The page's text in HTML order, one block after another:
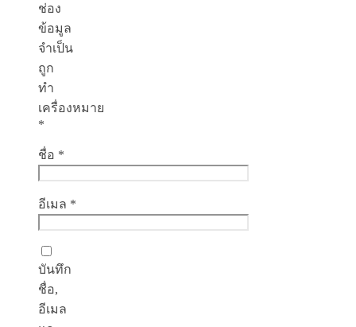
ช่อง
ข้อมูล
จำเป็น
ถูก
ทำ
เครื่องหมาย
*
ชื่อ *
อีเมล *
บันทึก
ชื่อ,
อีเมล